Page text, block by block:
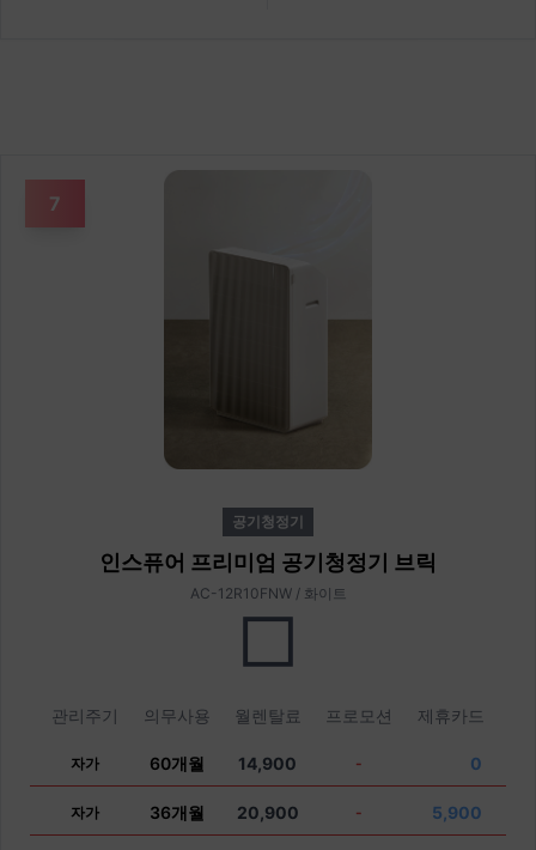
7
공기청정기
인스퓨어 프리미엄 공기청정기 브릭
AC-12R10FNW / 화이트
관리주기 의무사용 월렌탈료 프로모션 제휴카드
자가 60개월 14,900 - 0
자가 36개월 20,900 - 5,900